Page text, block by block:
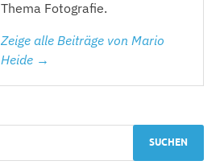
Thema Fotografie.
Zeige alle Beiträge von Mario
Heide →